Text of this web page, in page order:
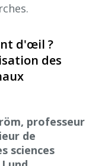
d'œil ?
des
professeur
de
sciences